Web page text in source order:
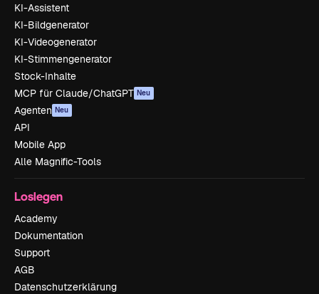
KI-Assistent
KI-Bildgenerator
KI-Videogenerator
KI-Stimmengenerator
Stock-Inhalte
MCP für Claude/ChatGPT Neu
Agenten Neu
API
Mobile App
Alle Magnific-Tools
Loslegen
Academy
Dokumentation
Support
AGB
Datenschutzerklärung